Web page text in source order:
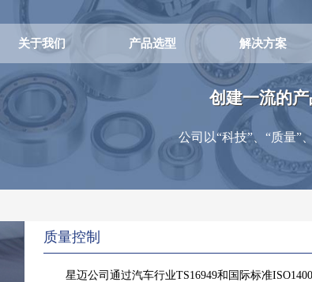
关于我们 产品选型 解决方案
创建一流的
公司以“科技”、“质量”
质量控制
星迈公司通过汽车行业TS16949和国际标准